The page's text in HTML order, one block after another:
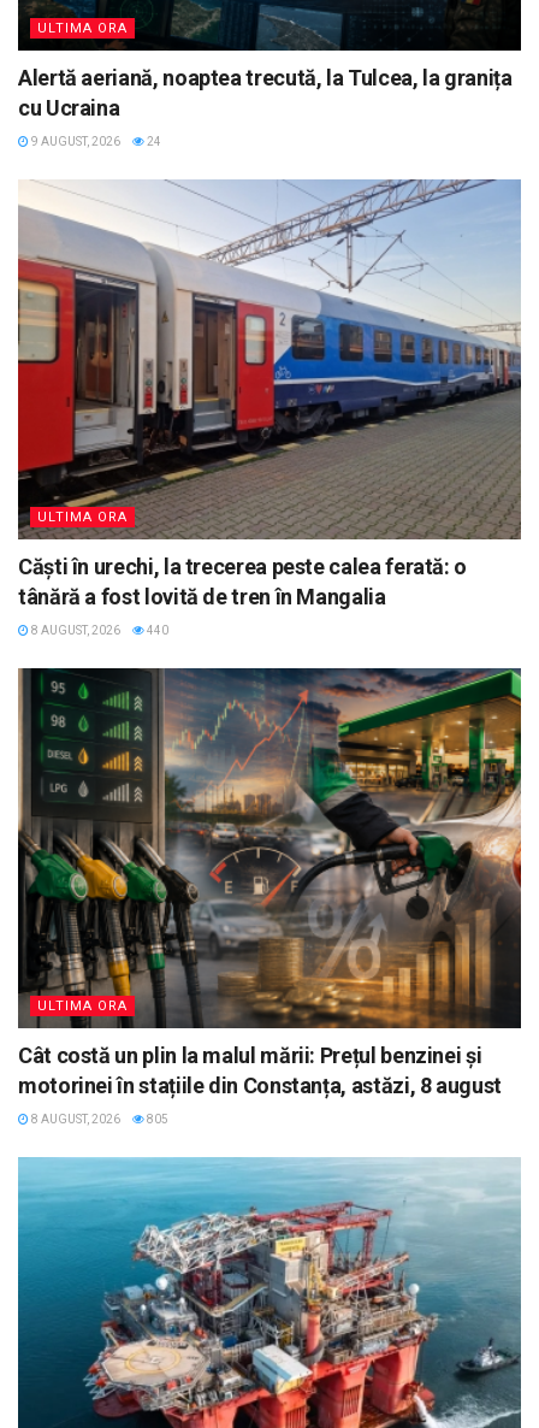
ULTIMA ORA
Alertă aeriană, noaptea trecută, la Tulcea, la granița
cu Ucraina
9 AUGUST, 2026 24
ULTIMA ORA
Căști în urechi, la trecerea peste calea ferată: o
tânără a fost lovită de tren în Mangalia
8 AUGUST, 2026 440
ULTIMA ORA
Cât costă un plin la malul mării: Prețul benzinei și
motorinei în stațiile din Constanța, astăzi, 8 august
8 AUGUST, 2026 805